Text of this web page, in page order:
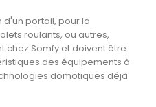
portail, pour la
roulants, ou autres,
chez Somfy et doivent être
des équipements à
domotiques déjà